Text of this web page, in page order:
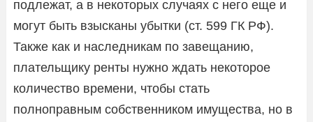
подлежат, а в некоторых случаях с него еще и
могут быть взысканы убытки (ст. 599 ГК РФ).
Также как и наследникам по завещанию,
плательщику ренты нужно ждать некоторое
количество времени, чтобы стать
полноправным собственником имущества, но в